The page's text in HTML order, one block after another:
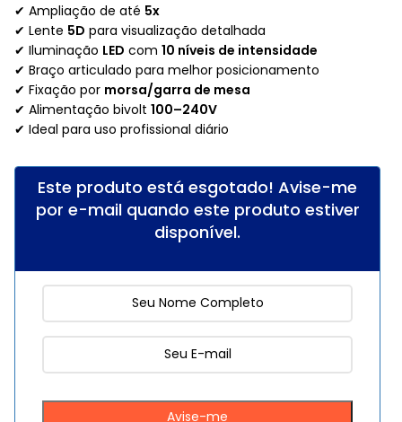
✔ Ampliação de até 5x
✔ Lente 5D para visualização detalhada
✔ Iluminação LED com 10 níveis de intensidade
✔ Braço articulado para melhor posicionamento
✔ Fixação por morsa/garra de mesa
✔ Alimentação bivolt 100–240V
✔ Ideal para uso profissional diário
Este produto está esgotado! Avise-me
por e-mail quando este produto estiver
disponível.